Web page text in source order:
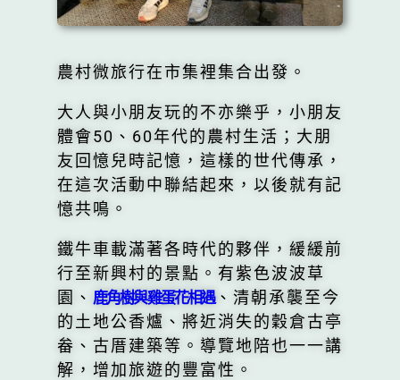
農村微旅行在市集裡集合出發。
大人與小朋友玩的不亦樂乎，小朋友
體會50、60年代的農村生活；大朋
友回憶兒時記憶，這樣的世代傳承，
在這次活動中聯結起來，以後就有記
憶共鳴。
鐵牛車載滿著各時代的夥伴，緩緩前
行至新興村的景點。有紫色波波草
園、 鹿角樹與雞蛋花相遇、清朝承襲至今
的土地公香爐、將近消失的穀倉古亭
畚、古厝建築等。導覽地陪也一一講
解，增加旅遊的豐富性。